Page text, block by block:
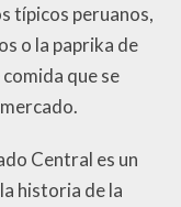
típicos peruanos,
o la paprika de
que se
Central es un
historia de la